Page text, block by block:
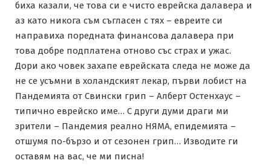
биха казали, че това си е чисто еврейска далавера и
аз като никога съм съгласен с тях – евреите си
направиха поредната финансова далавера при
това добре подплатена отново със страх и ужас.
Дори ако човек захапе еврейската следа не може да
не се усъмни в холандският лекар, първи лобист на
Пандемията от Свински грип – Алберт Остенхаус –
типично еврейско име… С други думи драги ми
зрители – Пандемия реално НЯМА, епидемията –
отшумя по-бързо и от сезонен грип… Изводите ги
оставям на вас, че ми писна!